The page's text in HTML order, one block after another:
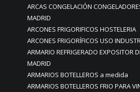
ARCAS CONGELACIÓN
MADRID
ARCONES FRIGORIFICOS HOSTELERIA
ARCONES FRIGORÍFICOS USO
ARMARIO REFRIGERADO EXPOSITOR
MADRID
ARMARIOS BOTELLEROS a medida
ARMARIOS BOTELLEROS FRIO PARA